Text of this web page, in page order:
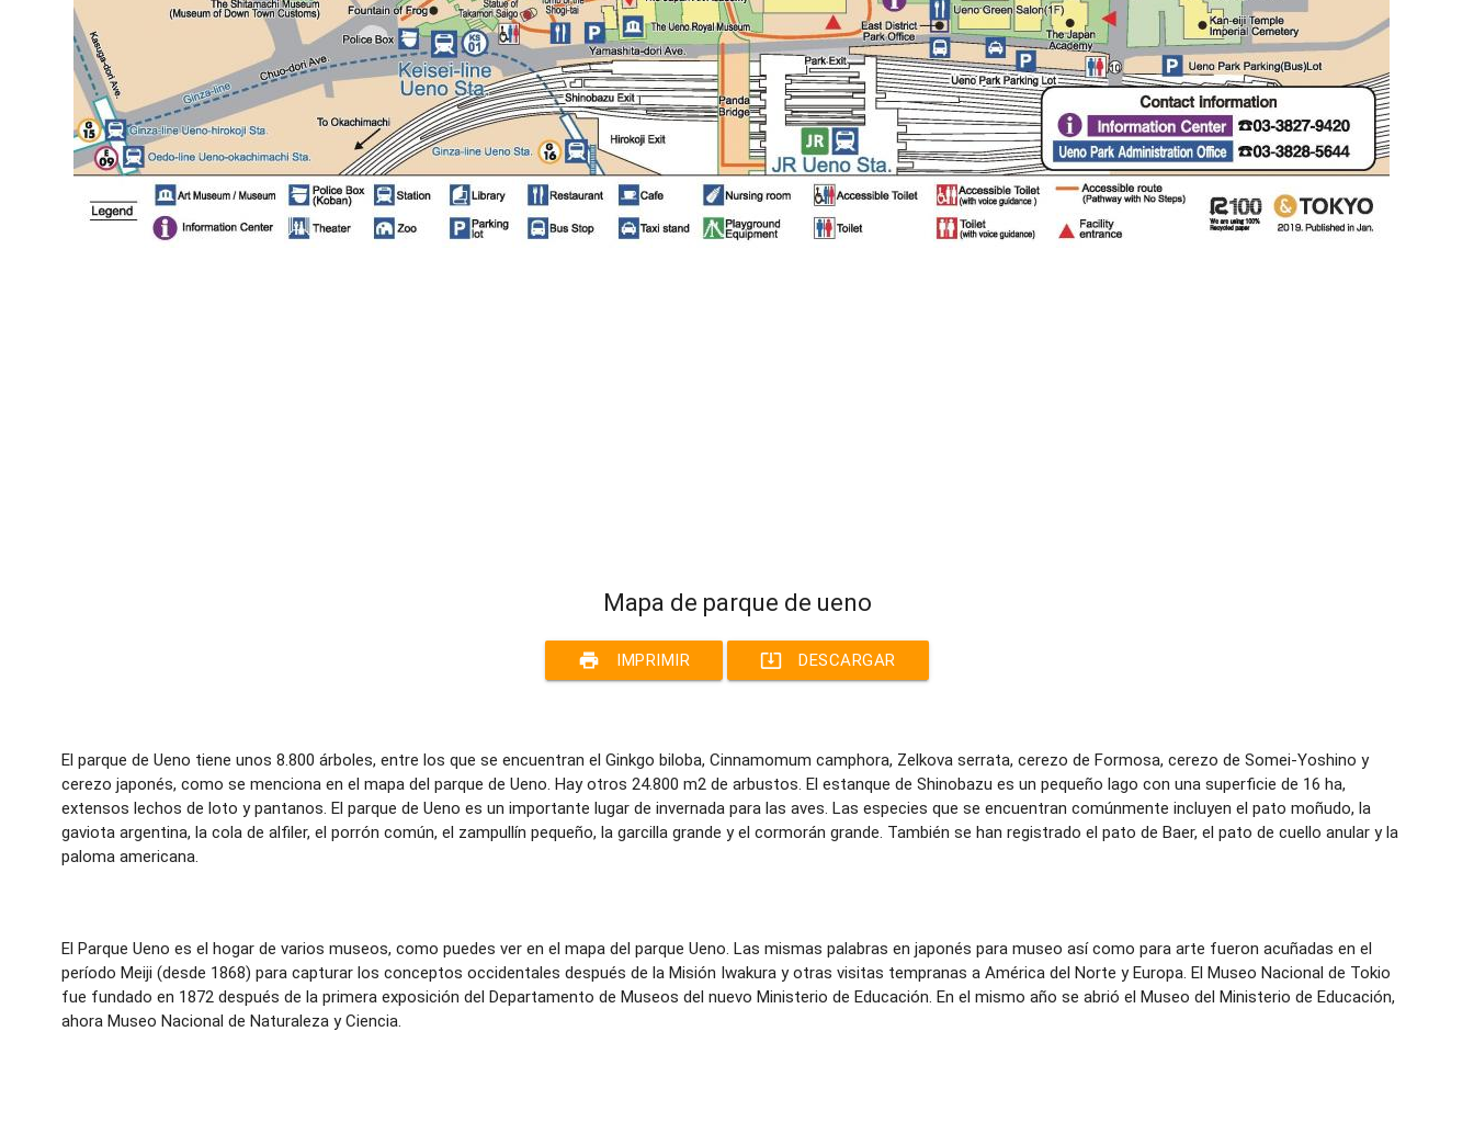
Mapa de parque de ueno
print IMPRIMIR system_update_alt DESCARGAR
El parque de Ueno tiene unos 8.800 árboles, entre los que se encuentran el Ginkgo biloba, Cinnamomum camphora, Zelkova serrata, cerezo de Formosa, cerezo de Somei-Yoshino y
cerezo japonés, como se menciona en el mapa del parque de Ueno. Hay otros 24.800 m2 de arbustos. El estanque de Shinobazu es un pequeño lago con una superficie de 16 ha,
extensos lechos de loto y pantanos. El parque de Ueno es un importante lugar de invernada para las aves. Las especies que se encuentran comúnmente incluyen el pato moñudo, la
gaviota argentina, la cola de alfiler, el porrón común, el zampullín pequeño, la garcilla grande y el cormorán grande. También se han registrado el pato de Baer, el pato de cuello anular y la
paloma americana.
El Parque Ueno es el hogar de varios museos, como puedes ver en el mapa del parque Ueno. Las mismas palabras en japonés para museo así como para arte fueron acuñadas en el
período Meiji (desde 1868) para capturar los conceptos occidentales después de la Misión Iwakura y otras visitas tempranas a América del Norte y Europa. El Museo Nacional de Tokio
fue fundado en 1872 después de la primera exposición del Departamento de Museos del nuevo Ministerio de Educación. En el mismo año se abrió el Museo del Ministerio de Educación,
ahora Museo Nacional de Naturaleza y Ciencia.